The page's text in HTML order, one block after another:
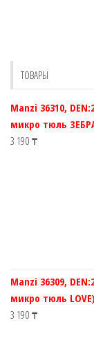
ТОВАРЫ
Manzi 36310,
микро тюль
3 190 ₸
Manzi 36309,
микро тюль LOVE)
3 190 ₸